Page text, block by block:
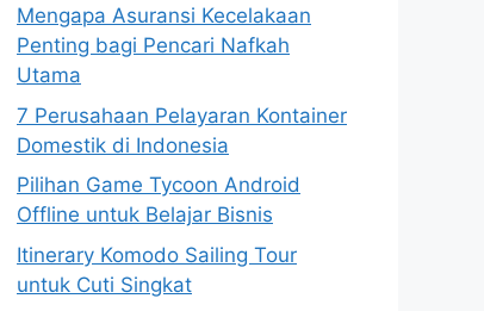
Mengapa Asuransi Kecelakaan
Penting bagi Pencari Nafkah
Utama
7 Perusahaan Pelayaran Kontainer
Domestik di Indonesia
Pilihan Game Tycoon Android
Offline untuk Belajar Bisnis
Itinerary Komodo Sailing Tour
untuk Cuti Singkat